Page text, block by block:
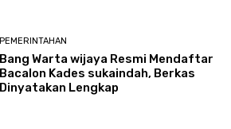
PEMERINTAHAN
Bang Warta wijaya Resmi Mendaftar
Bacalon Kades sukaindah, Berkas
Dinyatakan Lengkap